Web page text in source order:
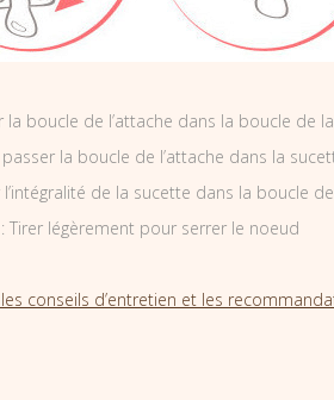
la boucle de l’attache dans la boucle de
passer la boucle de l’attache dans la
de la sucette dans la boucle
Tirer légèrement pour serrer le noeud
conseils d’entretien et les